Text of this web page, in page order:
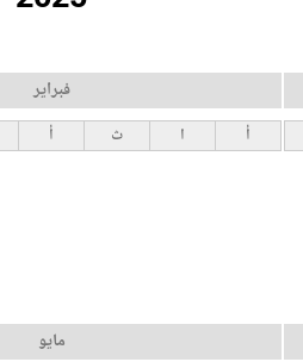
فبراير
أ ا ث أ
مايو